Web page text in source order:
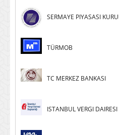
SERMAYE PIYASASI
TÜRMOB
TC MERKEZ BANKASI
ISTANBUL VERGI